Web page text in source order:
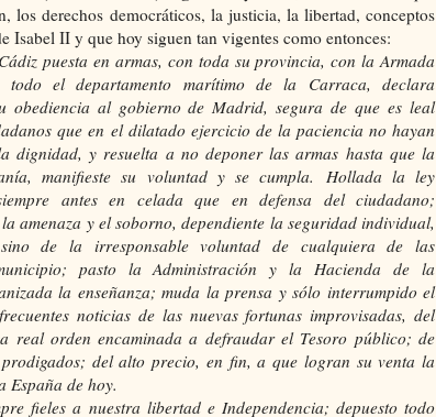
los derechos democráticos, la justicia, la libertad, conceptos
Isabel II y que hoy siguen tan vigentes como entonces:
puesta en armas, con toda su provincia, con la Armada
el departamento marítimo de la Carraca, declara
obediencia al gobierno de Madrid, segura de que es leal
que en el dilatado ejercicio de la paciencia no hayan
dignidad, y resuelta a no deponer las armas hasta que la
manifieste su voluntad y se cumpla. Hollada la ley
antes en celada que en defensa del ciudadano;
amenaza y el soborno, dependiente la seguridad individual,
de la irresponsable voluntad de cualquiera de las
pasto la Administración y la Hacienda de la
la enseñanza; muda la prensa y sólo interrumpido el
noticias de las nuevas fortunas improvisadas, del
real orden encaminada a defraudar el Tesoro público; de
del alto precio, en fin, a que logran su venta la
España de hoy.
fieles a nuestra libertad e Independencia; depuesto todo